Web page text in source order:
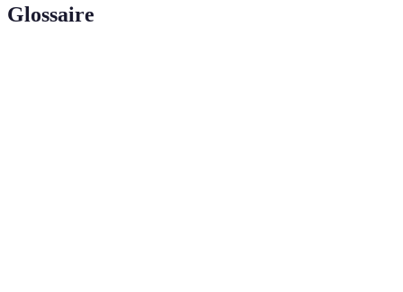
Glossaire